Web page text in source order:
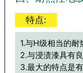
特点:
1.与H级相当的耐
2.与浸渍漆具有
3.最大的特点是